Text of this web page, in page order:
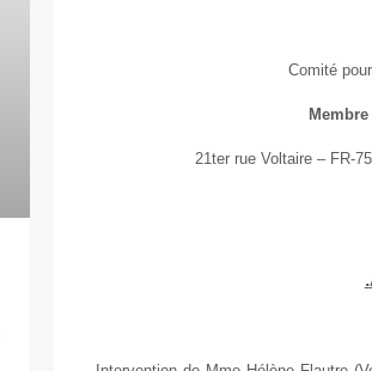
Comité
21ter rue Voltaire – FR-